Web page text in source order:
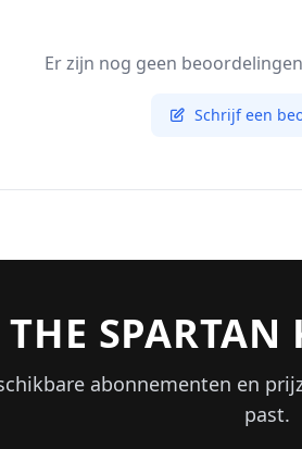
Er zijn nog geen
Schrijf een
abonnementen en
past.